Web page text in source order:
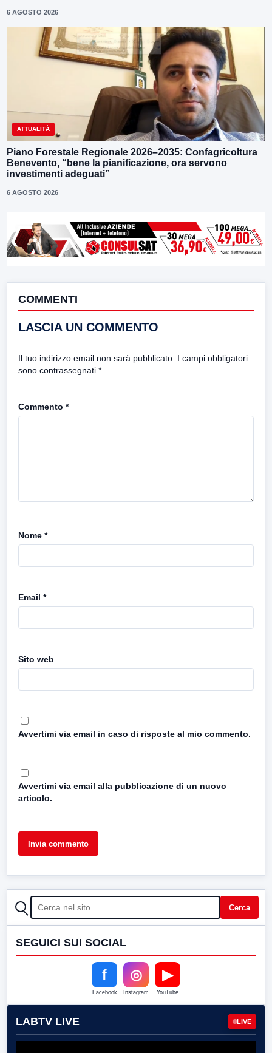
6 AGOSTO 2026
ATTUALITÀ
Piano Forestale Regionale 2026–2035: Confagricoltura
Benevento, “bene la pianificazione, ora servono
investimenti adeguati”
6 AGOSTO 2026
COMMENTI
LASCIA UN COMMENTO
Il tuo indirizzo email non sarà pubblicato. I campi obbligatori
sono contrassegnati *
Commento *
Nome *
Email *
Sito web
Avvertimi via email in caso di risposte al mio commento.
Avvertimi via email alla pubblicazione di un nuovo
articolo.
CERCA Cerca
SEGUICI SUI SOCIAL
f
Facebook
◎
Instagram
▶
YouTube
LABTV LIVE LIVE